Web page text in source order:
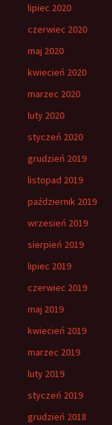
lipiec 2020
czerwiec 2020
maj 2020
kwiecień 2020
marzec 2020
luty 2020
styczeń 2020
grudzień 2019
listopad 2019
październik 2019
wrzesień 2019
sierpień 2019
lipiec 2019
czerwiec 2019
maj 2019
kwiecień 2019
marzec 2019
luty 2019
styczeń 2019
grudzień 2018